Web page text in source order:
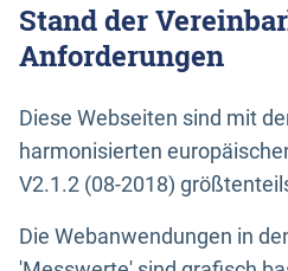
Stand der
Anforderungen
Diese Webseiten sind mit
harmonisierten
V2.1.2 (08-2018)
Die Webanwendungen in